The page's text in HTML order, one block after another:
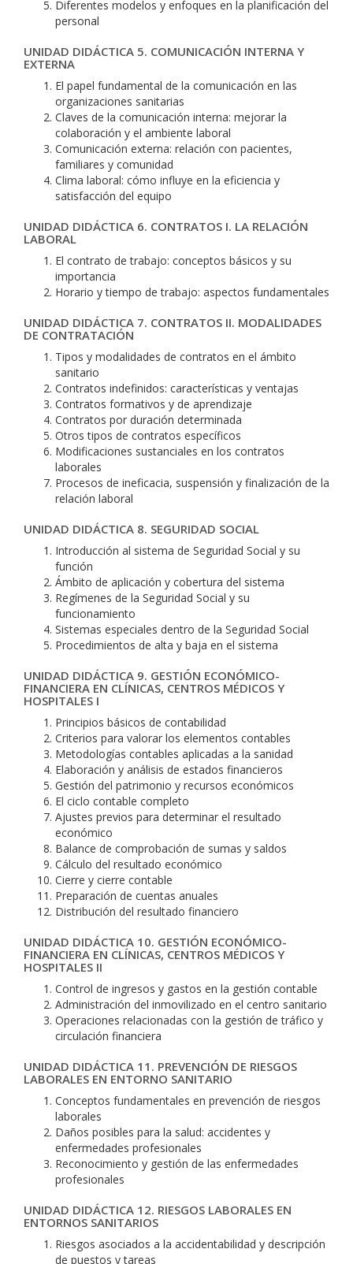
Diferentes modelos y enfoques en la planificación del
personal
UNIDAD DIDÁCTICA 5. COMUNICACIÓN INTERNA Y
EXTERNA
El papel fundamental de la comunicación en las
organizaciones sanitarias
Claves de la comunicación interna: mejorar la
colaboración y el ambiente laboral
Comunicación externa: relación con pacientes,
familiares y comunidad
Clima laboral: cómo influye en la eficiencia y
satisfacción del equipo
UNIDAD DIDÁCTICA 6. CONTRATOS I. LA RELACIÓN
LABORAL
El contrato de trabajo: conceptos básicos y su
importancia
Horario y tiempo de trabajo: aspectos fundamentales
UNIDAD DIDÁCTICA 7. CONTRATOS II. MODALIDADES
DE CONTRATACIÓN
Tipos y modalidades de contratos en el ámbito
sanitario
Contratos indefinidos: características y ventajas
Contratos formativos y de aprendizaje
Contratos por duración determinada
Otros tipos de contratos específicos
Modificaciones sustanciales en los contratos
laborales
Procesos de ineficacia, suspensión y finalización de la
relación laboral
UNIDAD DIDÁCTICA 8. SEGURIDAD SOCIAL
Introducción al sistema de Seguridad Social y su
función
Ámbito de aplicación y cobertura del sistema
Regímenes de la Seguridad Social y su
funcionamiento
Sistemas especiales dentro de la Seguridad Social
Procedimientos de alta y baja en el sistema
UNIDAD DIDÁCTICA 9. GESTIÓN ECONÓMICO-
FINANCIERA EN CLÍNICAS, CENTROS MÉDICOS Y
HOSPITALES I
Principios básicos de contabilidad
Criterios para valorar los elementos contables
Metodologías contables aplicadas a la sanidad
Elaboración y análisis de estados financieros
Gestión del patrimonio y recursos económicos
El ciclo contable completo
Ajustes previos para determinar el resultado
económico
Balance de comprobación de sumas y saldos
Cálculo del resultado económico
Cierre y cierre contable
Preparación de cuentas anuales
Distribución del resultado financiero
UNIDAD DIDÁCTICA 10. GESTIÓN ECONÓMICO-
FINANCIERA EN CLÍNICAS, CENTROS MÉDICOS Y
HOSPITALES II
Control de ingresos y gastos en la gestión contable
Administración del inmovilizado en el centro sanitario
Operaciones relacionadas con la gestión de tráfico y
circulación financiera
UNIDAD DIDÁCTICA 11. PREVENCIÓN DE RIESGOS
LABORALES EN ENTORNO SANITARIO
Conceptos fundamentales en prevención de riesgos
laborales
Daños posibles para la salud: accidentes y
enfermedades profesionales
Reconocimiento y gestión de las enfermedades
profesionales
UNIDAD DIDÁCTICA 12. RIESGOS LABORALES EN
ENTORNOS SANITARIOS
Riesgos asociados a la accidentabilidad y descripción
de puestos y tareas